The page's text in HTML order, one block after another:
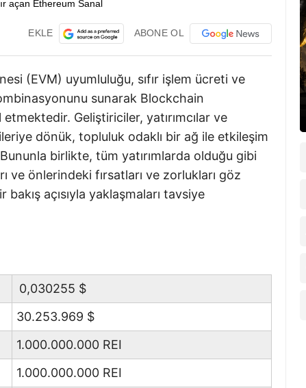
EKLE ABONE OL
(EVM) uyumluluğu, sıfır işlem ücreti ve
sunarak Blockchain
Geliştiriciler, yatırımcılar ve
dönük, topluluk odaklı bir ağ ile etkileşim
birlikte, tüm yatırımlarda olduğu gibi
ve önlerindeki fırsatları ve zorlukları göz
açısıyla yaklaşmaları tavsiye
0,030255 $
30.253.969 $
1.000.000.000 REI
1.000.000.000 REI